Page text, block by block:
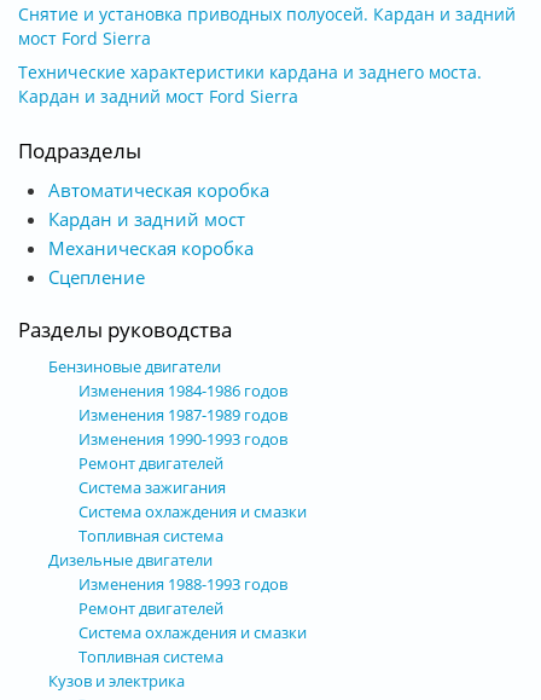
Снятие и установка приводных полуосей. Кардан и задний
мост Ford Sierra
Технические характеристики кардана и заднего моста.
Кардан и задний мост Ford Sierra
Подразделы
Автоматическая коробка
Кардан и задний мост
Механическая коробка
Сцепление
Разделы руководства
Бензиновые двигатели
Изменения 1984-1986 годов
Изменения 1987-1989 годов
Изменения 1990-1993 годов
Ремонт двигателей
Система зажигания
Система охлаждения и смазки
Топливная система
Дизельные двигатели
Изменения 1988-1993 годов
Ремонт двигателей
Система охлаждения и смазки
Топливная система
Кузов и электрика